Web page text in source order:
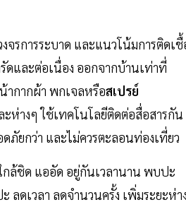
จรการระบาด และแนวโน้มการติดเ
ดและต่อเนื่อง ออกจากบ้านเท่าที่
กากผ้า พกเจลหรือสเปรย์
ห่างๆ ใช้เทคโนโลยีติดต่อสื่อสารกัน
ยกว่า และไม่ควรตะลอนท่องเที่ยว
ล้ชิด แออัด อยู่กันเวลานาน พบปะ
ดเวลา ลดจำนวนครั้ง เพิ่มระยะห่า